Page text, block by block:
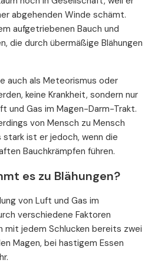
abgehenden Winde schämt.
aufgetriebenen Bauch und
die durch übermäßige Blähungen
auch als Meteorismus oder
keine Krankheit, sondern nur
und Gas im Magen-Darm-Trakt.
von Mensch zu Mensch
ist er jedoch, wenn die
Bauchkrämpfen führen.
es zu Blähungen?
von Luft und Gas im
verschiedene Faktoren
mit jedem Schlucken bereits zwei
Magen, bei hastigem Essen